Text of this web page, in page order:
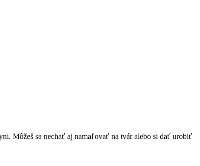
Môžeš sa nechať aj namaľovať na tvár alebo si dať urobiť